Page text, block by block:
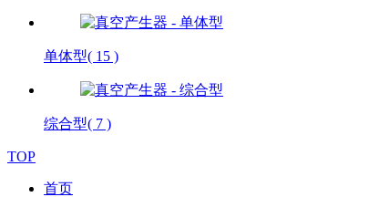
单体型( 15 )
综合型( 7 )
TOP
首页